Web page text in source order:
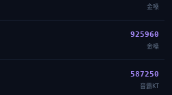
金嗓
925960
金嗓
587250
音霸KT